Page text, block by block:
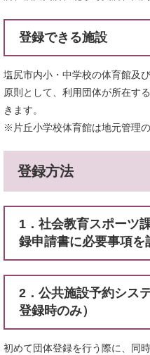
登録できる施設
塩尻市内小・中学校の体育館及
原則として、利用団体が所在す
きます。
※片丘小学校体育館は地元管理
登録方法
1．社会教育スポーツ
録申請書に必要事項を
2．公共施設予約シス
登録時のみ）
初めて団体登録を行う際に、同